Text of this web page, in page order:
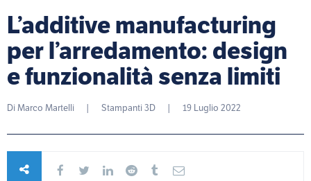
L’additive manufacturing
per l’arredamento: design
e funzionalità senza limiti
DiMarco Martelli | Stampanti 3D | 19 Luglio 2022